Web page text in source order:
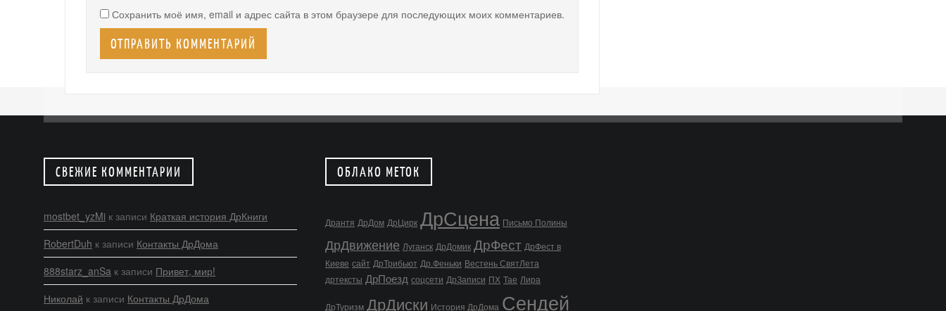
Сохранить моё имя, email и адрес сайта в этом браузере для последующих моих комментариев.
СВЕЖИЕ КОММЕНТАРИИ
mostbet_yzMi к записи Краткая история ДрКниги
RobertDuh к записи Контакты ДрДома
888starz_anSa к записи Привет, мир!
Николай к записи Контакты ДрДома
ОБЛАКО МЕТОК
Дрантя ДрДом ДрЦирк ДрСцена Письмо Полины
ДрДвижение Луганск ДрДомик ДрФест ДрФест в
Киеве сайт ДрТрибьют Др.Феньки Вестень СвятЛета
дртексты ДрПоезд соцсети ДрЗаписи ПХ Тае Лира
ДрТуризм ДрДиски История ДрДома Сендей